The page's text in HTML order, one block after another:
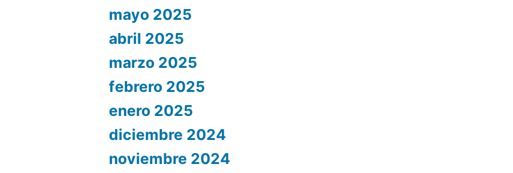
mayo 2025
abril 2025
marzo 2025
febrero 2025
enero 2025
diciembre 2024
noviembre 2024